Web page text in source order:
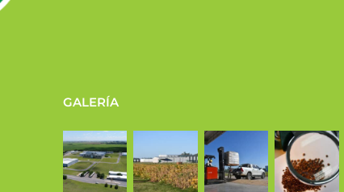
GALERÍA